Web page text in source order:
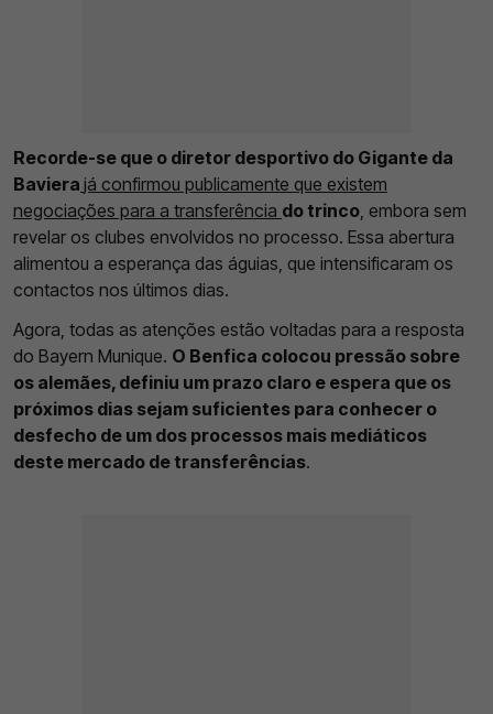
Recorde-se que o diretor desportivo do Gigante da
Baviera já confirmou publicamente que existem
negociações para a transferência do trinco , embora sem
revelar os clubes envolvidos no processo. Essa abertura
alimentou a esperança das águias, que intensificaram os
contactos nos últimos dias.
Agora, todas as atenções estão voltadas para a resposta
do Bayern Munique. O Benfica colocou pressão sobre
os alemães, definiu um prazo claro e espera que os
próximos dias sejam suficientes para conhecer o
desfecho de um dos processos mais mediáticos
deste mercado de transferências.